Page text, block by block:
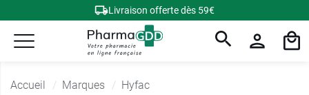
Livraison offerte dès 59€
Accueil Marques Hyfac